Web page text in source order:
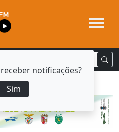
notificações?
Sim